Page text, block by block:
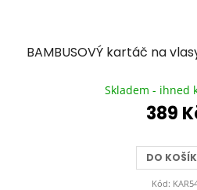
BAMBUSOVÝ kartáč na
je
z
5
Skladem - ihned
389
DO
Kód: